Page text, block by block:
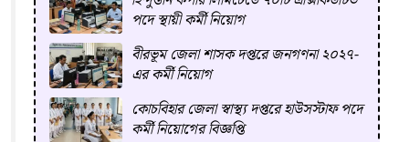
পদে স্থায়ী কর্মী নিয়োগ
বীরভূম জেলা শাসক দপ্তরে জনগণনা ২০২৭-
এর কর্মী নিয়োগ
কোচবিহার জেলা স্বাস্থ্য দপ্তরে হাউসস্টাফ পদে
কর্মী নিয়োগের বিজ্ঞপ্তি